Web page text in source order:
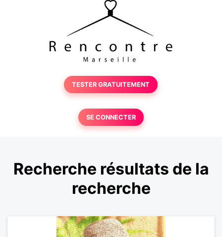
TESTER GRATUITEMENT
SE CONNECTER
Recherche résultats de la
recherche